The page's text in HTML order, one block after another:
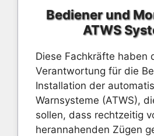
Bediener und
ATWS
Diese Fachkräfte haben
Verantwortung für die
Installation der
Warnsysteme (ATWS),
sollen, dass rechtzeitig
herannahenden Zügen